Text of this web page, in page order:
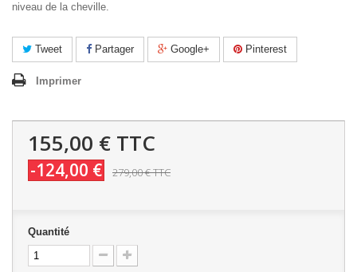
niveau de la cheville.
Tweet Partager Google+ Pinterest
Imprimer
155,00 € TTC
-124,00 € 279,00 €TTC
Quantité